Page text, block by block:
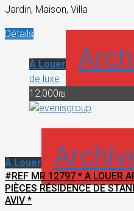
Jardin, Maison, Villa
Détails
À Louer
de luxe
12,000₪
À Louer
#REF MR 12797 * A LOUER
PIÈCES RÉSIDENCE DE
AVIV *